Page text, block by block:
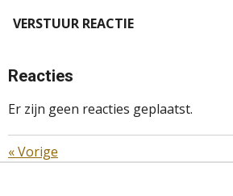
VERSTUUR REACTIE
Reacties
Er zijn geen reacties geplaatst.
«Vorige